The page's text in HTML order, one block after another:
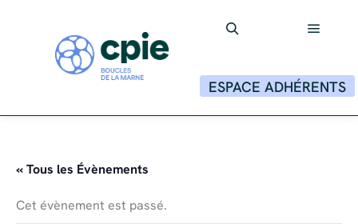
ESPACE ADHÉRENTS
« Tous les Évènements
Cet évènement est passé.